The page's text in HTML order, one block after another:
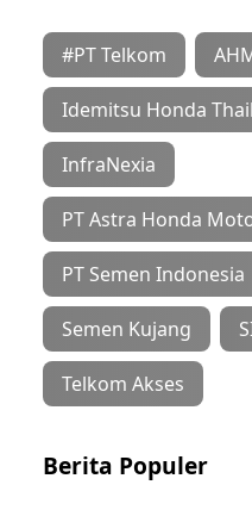
#PT Telkom
Idemitsu Honda
InfraNexia
PT Astra Honda
PT Semen Indonesia
Semen Kujang
Telkom Akses
Berita Populer